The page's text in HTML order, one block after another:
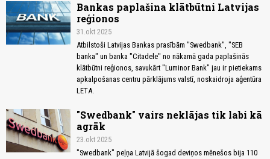
Bankas paplašina klātbūtni Latvijas
reģionos
31.okt 2025
Atbilstoši Latvijas Bankas prasībām "Swedbank", "SEB
banka" un banka "Citadele" no nākamā gada paplašinās
klātbūtni reģionos, savukārt "Luminor Bank" jau ir pietiekams
apkalpošanas centru pārklājums valstī, noskaidroja aģentūra
LETA.
"Swedbank" vairs neklājas tik labi kā
agrāk
23.okt 2025
"Swedbank" peļņa Latvijā šogad deviņos mēnešos bija 110